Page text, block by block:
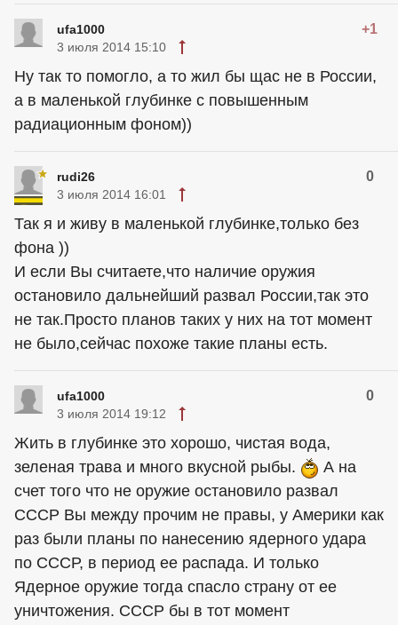
ufa1000 +1
3 июля 2014 15:10
Ну так то помогло, а то жил бы щас не в России,
а в маленькой глубинке с повышенным
радиационным фоном))
rudi26 0
3 июля 2014 16:01
Так я и живу в маленькой глубинке,только без
фона ))
И если Вы считаете,что наличие оружия
остановило дальнейший развал России,так это
не так.Просто планов таких у них на тот момент
не было,сейчас похоже такие планы есть.
ufa1000 0
3 июля 2014 19:12
Жить в глубинке это хорошо, чистая вода,
зеленая трава и много вкусной рыбы.
А на
счет того что не оружие остановило развал
СССР Вы между прочим не правы, у Америки как
раз были планы по нанесению ядерного удара
по СССР, в период ее распада. И только
Ядерное оружие тогда спасло страну от ее
уничтожения. СССР бы в тот момент